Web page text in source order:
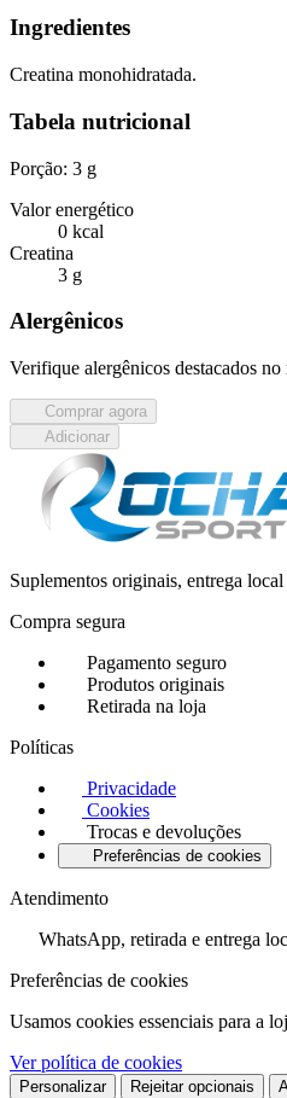
Ingredientes
Creatina monohidratada.
Tabela nutricional
Porção: 3 g
Valor energético
0 kcal
Creatina
3 g
Alergênicos
Verifique alergênicos destacados
Comprar agora
Adicionar
Suplementos originais, entrega
Compra segura
Pagamento seguro
Produtos originais
Retirada na loja
Políticas
Privacidade
Cookies
Trocas e devoluções
Preferências de cookies
Atendimento
WhatsApp, retirada e entrega
Preferências de cookies
Usamos cookies essenciais para a
Ver política de cookies
Personalizar Rejeitar opcionais